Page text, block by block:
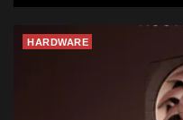
HARDWARE